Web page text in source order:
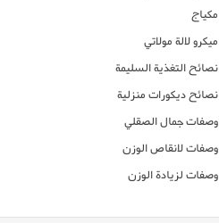
مكياج
ميكرو لالة مولاتي
نصائح التغذية السليمة
نصائح ديكورات منزلية
وصفات جمال الصقلي
وصفات لانقاص الوزن
وصفات لزيادة الوزن